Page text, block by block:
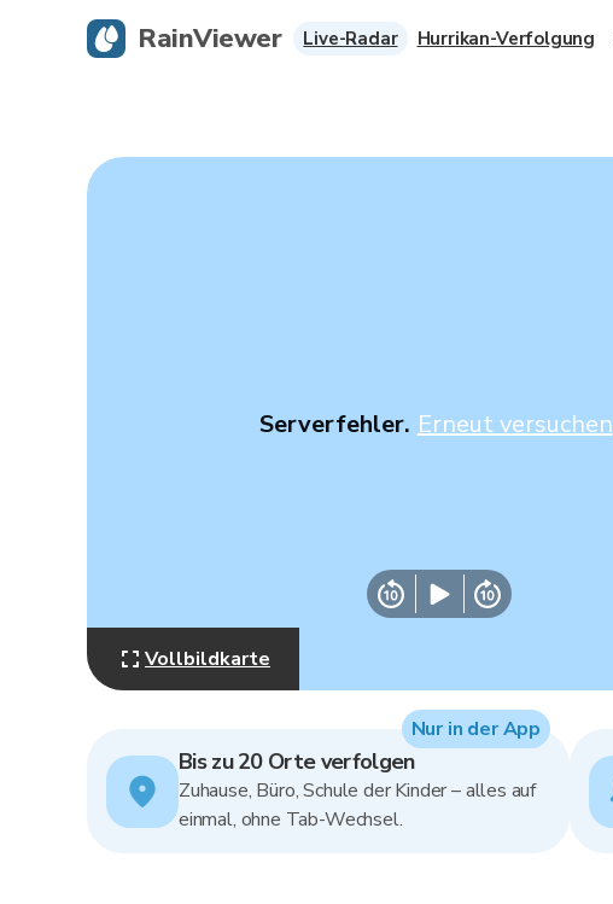
Serverfehler. Erneut versuchen
Vollbildkarte
Bis zu 20 Orte verfolgen
Zuhause, Büro, Schule der Kinder – alles auf
einmal, ohne Tab-Wechsel.
Nur in der App
RainViewer Live-Radar Hurrikan-Verfolgung